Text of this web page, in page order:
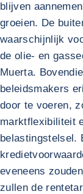
blijven
groeien. De
waarschijnlijk
de olie- en
Muerta.
beleidsmakers
door te voeren,
marktflexibiliteit
belastingstelsel.
eveneens
zullen de